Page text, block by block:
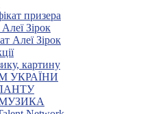
призера
Зірок
Алеї Зірок
картину
УКРАЇНИ
МУЗИКА